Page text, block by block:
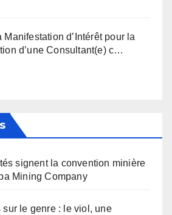
Manifestation d’Intérêt pour la
d’une Consultant(e) c…
signent la convention minière
Mining Company
le genre : le viol, une